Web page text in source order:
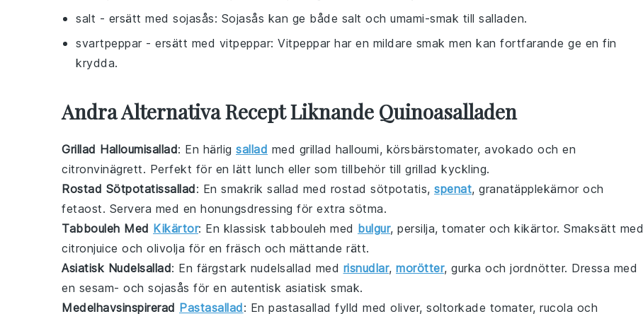
salt - ersätt med sojasås: Sojasås kan ge både salt och umami-smak till salladen.
svartpeppar - ersätt med vitpeppar: Vitpeppar har en mildare smak men kan fortfarande ge en fin
krydda.
Andra Alternativa Recept Liknande Quinoasalladen
Grillad Halloumisallad: En härlig sallad med grillad halloumi, körsbärstomater, avokado och en
citronvinägrett. Perfekt för en lätt lunch eller som tillbehör till grillad kyckling.
Rostad Sötpotatissallad: En smakrik sallad med rostad sötpotatis, spenat, granatäpplekärnor och
fetaost. Servera med en honungsdressing för extra sötma.
Tabbouleh Med Kikärtor: En klassisk tabbouleh med bulgur, persilja, tomater och kikärtor. Smaksätt med
citronjuice och olivolja för en fräsch och mättande rätt.
Asiatisk Nudelsallad: En färgstark nudelsallad med risnudlar, morötter, gurka och jordnötter. Dressa med
en sesam- och sojasås för en autentisk asiatisk smak.
Medelhavsinspirerad Pastasallad: En pastasallad fylld med oliver, soltorkade tomater, rucola och